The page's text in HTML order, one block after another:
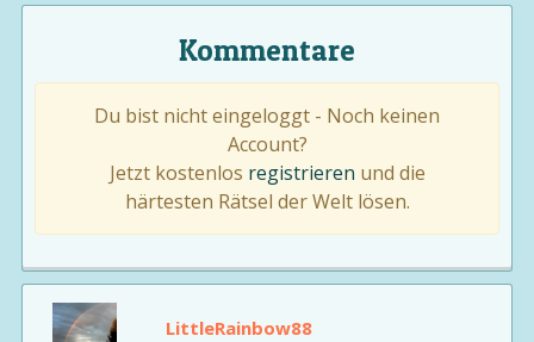
Kommentare
Du bist nicht eingeloggt - Noch keinen
Account?
Jetzt kostenlos registrieren und die
härtesten Rätsel der Welt lösen.
LittleRainbow88